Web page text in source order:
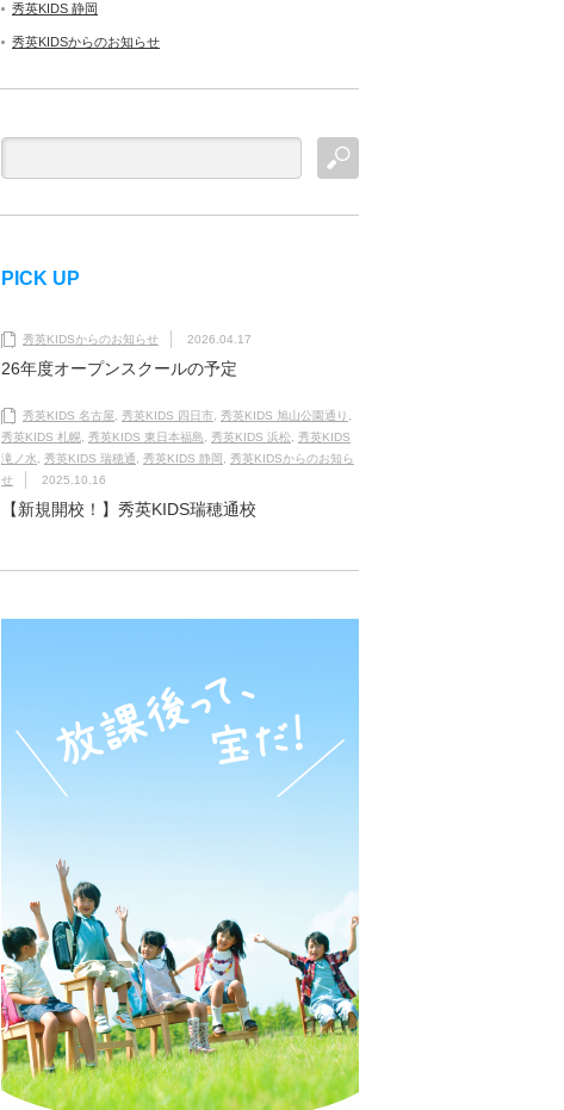
秀英KIDS 静岡
秀英KIDSからのお知らせ
PICK UP
秀英KIDSからのお知らせ 2026.04.17
26年度オープンスクールの予定
秀英KIDS 名古屋 秀英KIDS 四日市 秀英KIDS 旭山公園通り
秀英KIDS 札幌
秀英KIDS 東日本福島 秀英KIDS 浜松 秀英KIDS
滝ノ水
秀英KIDS 瑞穂通 秀英KIDS 静岡
秀英KIDSからのお知ら
せ
2025.10.16
【新規開校！】秀英KIDS瑞穂通校